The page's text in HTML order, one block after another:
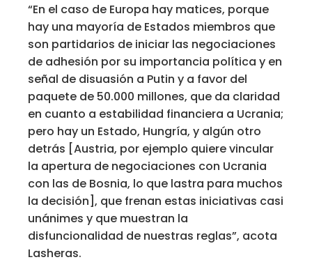
“En el caso de Europa hay matices, porque
hay una mayoría de Estados miembros que
son partidarios de iniciar las negociaciones
de adhesión por su importancia política y en
señal de disuasión a Putin y a favor del
paquete de 50.000 millones, que da claridad
en cuanto a estabilidad financiera a Ucrania;
pero hay un Estado, Hungría, y algún otro
detrás [Austria, por ejemplo quiere vincular
la apertura de negociaciones con Ucrania
con las de Bosnia, lo que lastra para muchos
la decisión], que frenan estas iniciativas casi
unánimes y que muestran la
disfuncionalidad de nuestras reglas”, acota
Lasheras.